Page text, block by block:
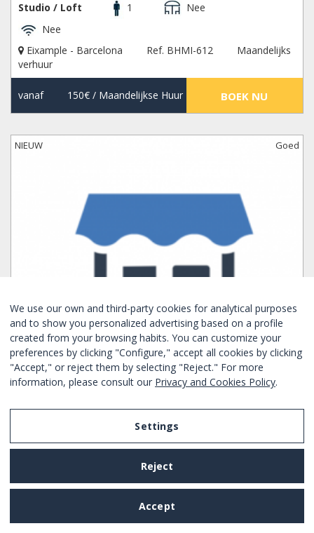
Studio / Loft 1
Nee
Nee
Eixample - Barcelona
Ref. BHMI-612
Maandelijks
verhuur
vanaf 150€/ Maandelijkse Huur BOEK NU
NIEUW Goed
LOCAL EN ALQUILER EN PLAZA ESPAÑA
1
Nee
Sants Montjuic - Barcelona
/ Maandelijkse Huur
We use our own and third-party cookies for analytical purposes
and to show you personalized advertising based on a profile
created from your browsing habits. You can customize your
preferences by clicking "Configure," accept all cookies by clicking
"Accept," or reject them by selecting "Reject." For more
information, please consult our Privacy and Cookies Policy.
Settings
Reject
Accept